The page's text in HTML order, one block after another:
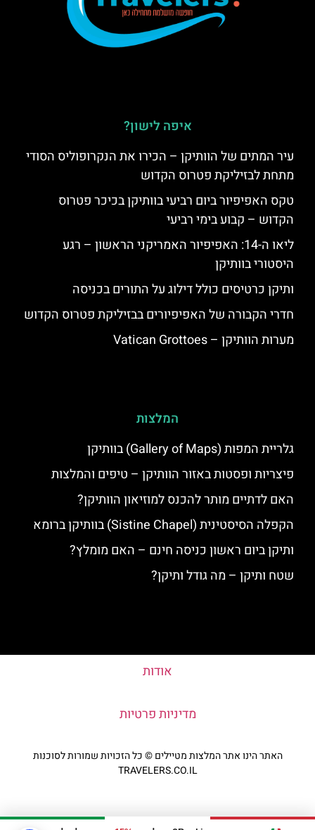
איפה לישון?
עיר המתים של הוותיקן – הכירו את הנקרופוליס הסודי
מתחת לבזיליקת פטרוס הקדוש
טקס האפיפיור ביום רביעי בוותיקן בכיכר פטרוס
הקדוש – קבוע בימי רביעי
ליאו ה-14: האפיפיור האמריקני הראשון – רגע
היסטורי בוותיקן
ותיקן כרטיסים כולל דילוג על התורים בכניסה
חדרי הקבורה של האפיפיורים בבזיליקת פטרוס הקדוש
מערות הוותיקן – Vatican Grottoes
המלצות
גלריית המפות (Gallery of Maps) בוותיקן
פיצריות ופסטות באזור הוותיקן – טיפים והמלצות
האם לדתיים מותר להכנס למוזיאון הוותיקן?
הקפלה הסיסטינית (Sistine Chapel) בוותיקן ברומא
ותיקן ביום ראשון כניסה חינם – האם מומלץ?
שטח ותיקן – מה גודל ותיקן?
אודות
מדיניות פרטיות
האתר הינו אתר המלצות מטיילים © כל הזכויות שמורות לסוכנות
TRAVELERS.CO.IL